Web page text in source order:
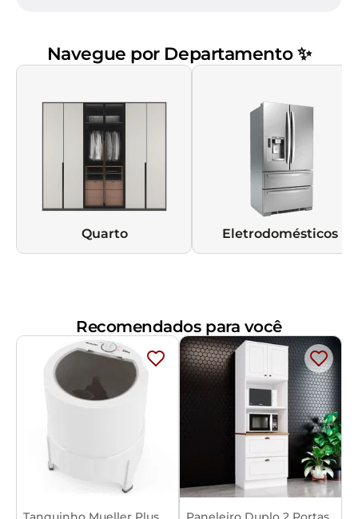
Navegue por Departamento ✨
Quarto Eletrodomésticos
Recomendados para você